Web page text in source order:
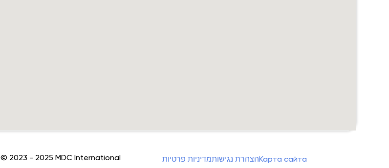
© 2023 - 2025 MDC International מדיניות פרטיותהצהרת נגישותКарта сайта